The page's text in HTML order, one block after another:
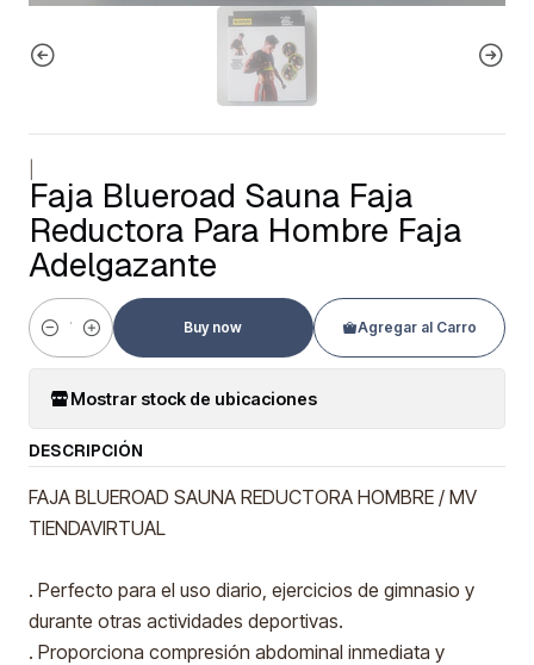
Faja Blueroad Sauna Faja
Reductora Para Hombre Faja
Adelgazante
Cantidad
Agregar al Carro
Buy now
Mostrar stock de ubicaciones
DESCRIPCIÓN
FAJA BLUEROAD SAUNA REDUCTORA HOMBRE / MV
TIENDAVIRTUAL
. Perfecto para el uso diario, ejercicios de gimnasio y
durante otras actividades deportivas.
. Proporciona compresión abdominal inmediata y